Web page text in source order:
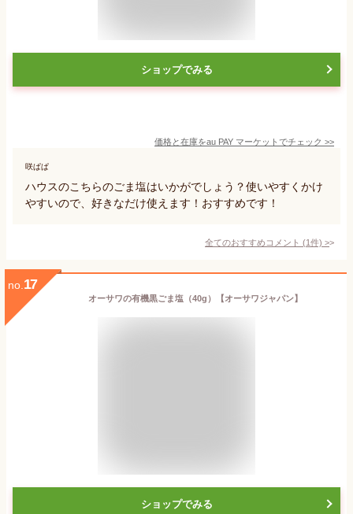
ショップでみる
価格と在庫をau PAY マーケット でチェック >>
咲ぱぱ
ハウスのこちらのごま塩はいかがでしょう？使いやすくかけ
やすいので、好きなだけ使えます！おすすめです！
全てのおすすめコメント (1件) >
no. 17
オーサワの有機黒ごま塩（40g）【オーサワジャパン】
ショップでみる